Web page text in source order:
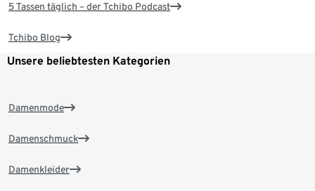
5 Tassen täglich – der Tchibo Podcast
Tchibo Blog
Unsere beliebtesten Kategorien
Damenmode
Damenschmuck
Damenkleider